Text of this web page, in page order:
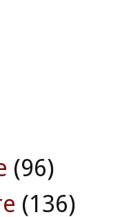
(96)
(136)